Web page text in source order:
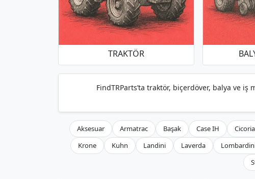
TRAKTÖR
FindTRParts’ta traktör, biçerdöver, balya ve iş
Aksesuar Armatrac Başak Case IH Cicoria
Krone
Kuhn Landini Laverda